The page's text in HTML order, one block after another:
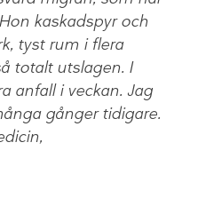
kaskadspyr och
tyst rum i flera
totalt utslagen. I
anfall i veckan. Jag
gånger tidigare.